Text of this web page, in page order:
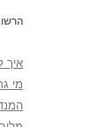
איך
מי